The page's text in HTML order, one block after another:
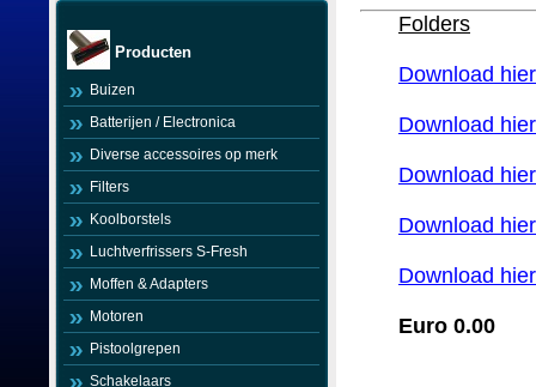
Producten
Buizen
Batterijen / Electronica
Diverse accessoires op merk
Filters
Koolborstels
Luchtverfrissers S-Fresh
Moffen & Adapters
Motoren
Pistoolgrepen
Schakelaars
Folders
Download
Download
Download
Download
Download
Euro 0.00